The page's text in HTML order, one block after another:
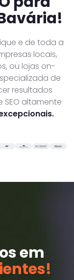
e de toda a
locais,
ou lojas on-
de
resultados
altamente
em